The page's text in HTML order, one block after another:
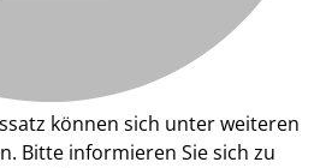
können sich unter weiteren
Bitte informieren Sie sich zu